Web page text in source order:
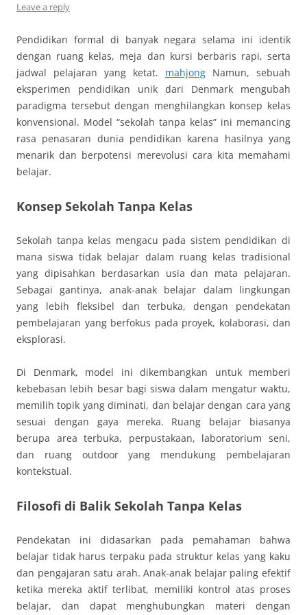
Leave a reply
Pendidikan formal di banyak negara selama ini identik
dengan ruang kelas, meja dan kursi berbaris rapi, serta
jadwal pelajaran yang ketat. mahjong Namun, sebuah
eksperimen pendidikan unik dari Denmark mengubah
paradigma tersebut dengan menghilangkan konsep kelas
konvensional. Model “sekolah tanpa kelas” ini memancing
rasa penasaran dunia pendidikan karena hasilnya yang
menarik dan berpotensi merevolusi cara kita memahami
belajar.
Konsep Sekolah Tanpa Kelas
Sekolah tanpa kelas mengacu pada sistem pendidikan di
mana siswa tidak belajar dalam ruang kelas tradisional
yang dipisahkan berdasarkan usia dan mata pelajaran.
Sebagai gantinya, anak-anak belajar dalam lingkungan
yang lebih fleksibel dan terbuka, dengan pendekatan
pembelajaran yang berfokus pada proyek, kolaborasi, dan
eksplorasi.
Di Denmark, model ini dikembangkan untuk memberi
kebebasan lebih besar bagi siswa dalam mengatur waktu,
memilih topik yang diminati, dan belajar dengan cara yang
sesuai dengan gaya mereka. Ruang belajar biasanya
berupa area terbuka, perpustakaan, laboratorium seni,
dan ruang outdoor yang mendukung pembelajaran
kontekstual.
Filosofi di Balik Sekolah Tanpa Kelas
Pendekatan ini didasarkan pada pemahaman bahwa
belajar tidak harus terpaku pada struktur kelas yang kaku
dan pengajaran satu arah. Anak-anak belajar paling efektif
ketika mereka aktif terlibat, memiliki kontrol atas proses
belajar, dan dapat menghubungkan materi dengan